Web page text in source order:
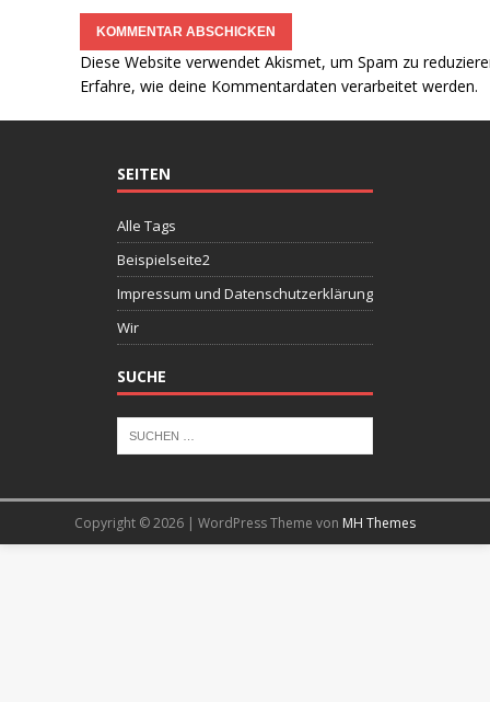
Diese Website verwendet Akismet, um Spam zu
Erfahre, wie deine Kommentardaten verarbeitet werden.
SEITEN
Alle Tags
Beispielseite2
Impressum und Datenschutzerklärung
Wir
SUCHE
Copyright © 2026 | WordPress Theme von MH Themes